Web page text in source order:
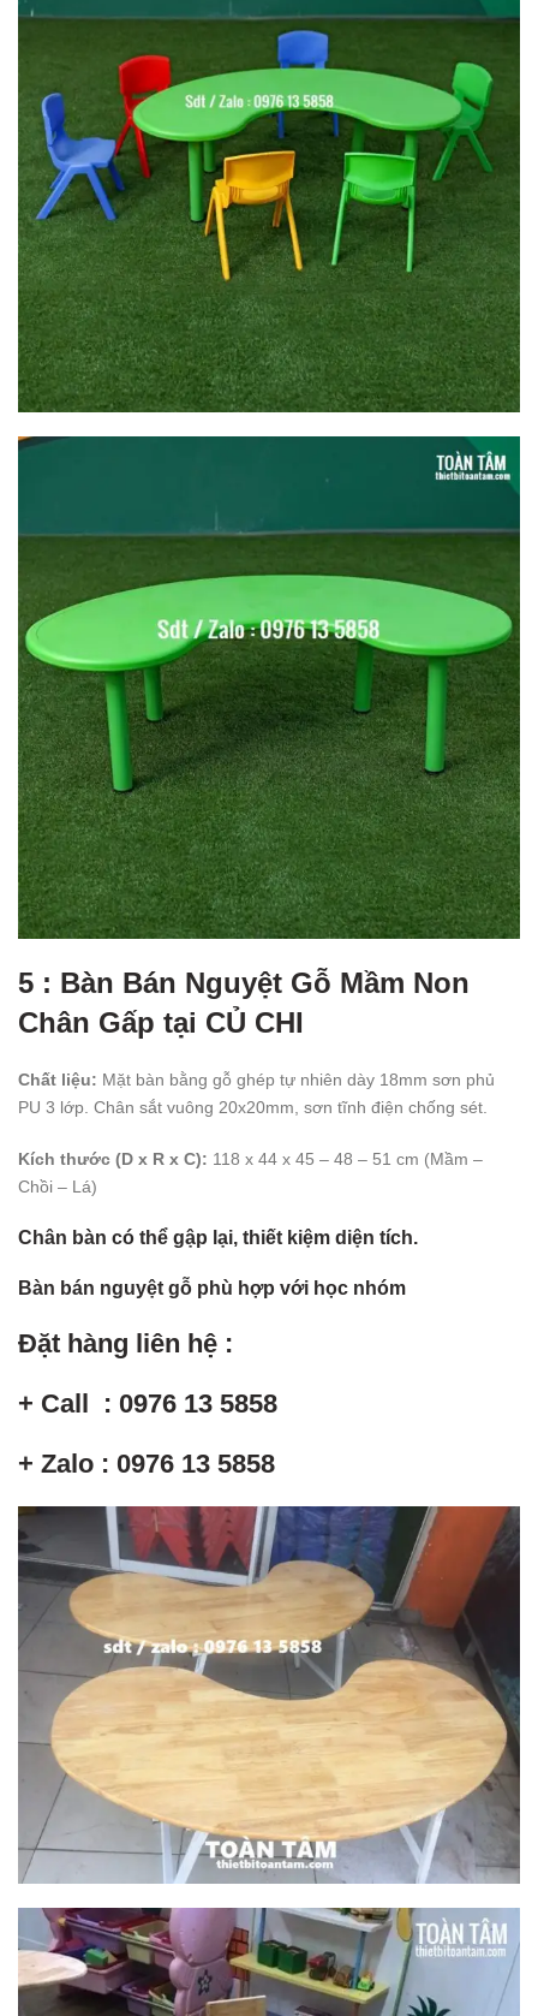
5 : Bàn Bán Nguyệt Gỗ Mầm Non
Chân Gấp tại CỦ CHI
Chất liệu: Mặt bàn bằng gỗ ghép tự nhiên dày 18mm sơn phủ
PU 3 lớp. Chân sắt vuông 20x20mm, sơn tĩnh điện chống sét.
Kích thước (D x R x C): 118 x 44 x 45 – 48 – 51 cm (Mầm –
Chồi – Lá)
Chân bàn có thể gập lại, thiết kiệm diện tích.
Bàn bán nguyệt gỗ phù hợp với học nhóm
Đặt hàng liên hệ :
+ Call : 0976 13 5858
+ Zalo : 0976 13 5858